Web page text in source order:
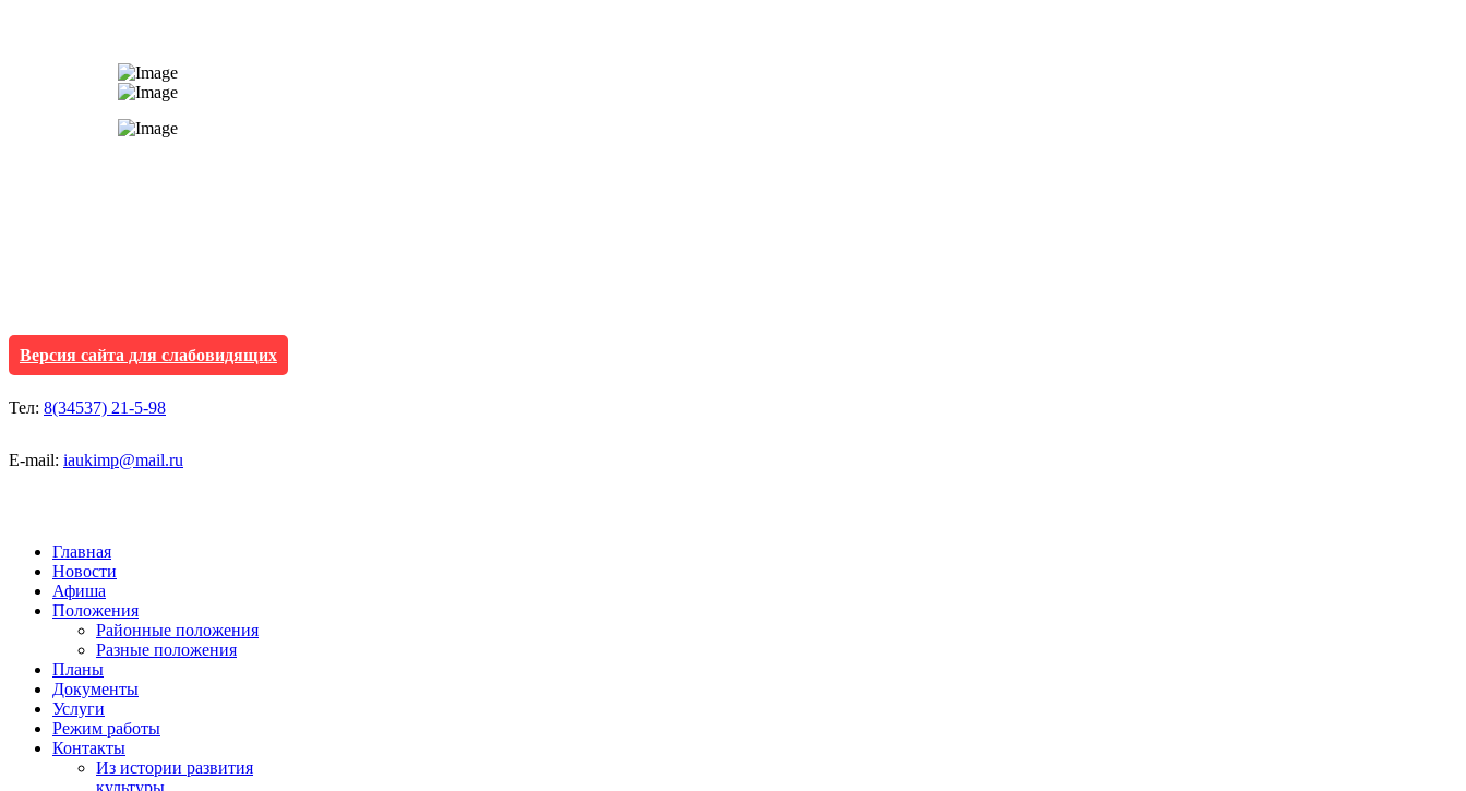
Версия сайта для слабовидящих
Тел: 8(34537) 21-5-98
E-mail: iaukimp@mail.ru
Главная
Новости
Афиша
Положения
Районные положения
Разные положения
Планы
Документы
Услуги
Режим работы
Контакты
Из истории развития
культуры